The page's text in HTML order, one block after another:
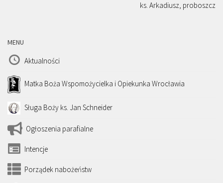
ks. Arkadiusz, proboszcz
MENU
Aktualności
Matka Boża Wspomożycielka i Opiekunka Wrocławia
Sługa Boży ks. Jan Schneider
Ogłoszenia parafialne
Intencje
Porządek nabożeństw